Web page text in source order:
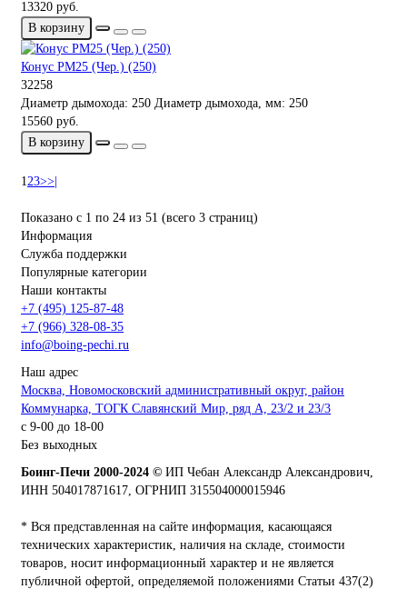
13320 руб.
В корзину
Конус РМ25 (Чер.) (250)
32258
Диаметр дымохода: 250 Диаметр дымохода, мм: 250
15560 руб.
В корзину
123>>|
Показано с 1 по 24 из 51 (всего 3 страниц)
Информация
Служба поддержки
Популярные категории
Наши контакты
+7 (495) 125-87-48
+7 (966) 328-08-35
info@boing-pechi.ru
Наш адрес
Москва, Новомосковский административный округ, район
Коммунарка, ТОГК Славянский Мир, ряд А, 23/2 и 23/3
с 9-00 до 18-00
Без выходных
Боинг-Печи 2000-2024 © ИП Чебан Александр Александрович,
ИНН 504017871617, ОГРНИП 315504000015946
* Вся представленная на сайте информация, касающаяся
технических характеристик, наличия на складе, стоимости
товаров, носит информационный характер и не является
публичной офертой, определяемой положениями Статьи 437(2)